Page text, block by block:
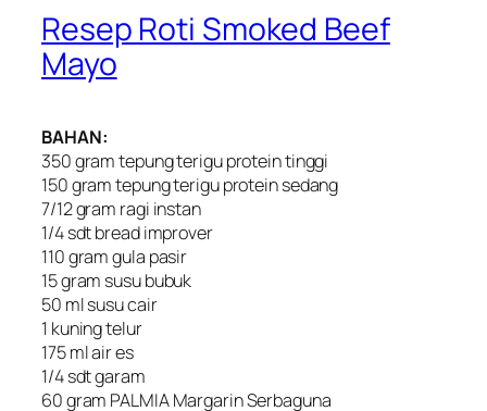
Resep Roti Smoked Beef
Mayo
BAHAN:
350 gram tepung terigu protein tinggi
150 gram tepung terigu protein sedang
7/12 gram ragi instan
1/4 sdt bread improver
110 gram gula pasir
15 gram susu bubuk
50 ml susu cair
1 kuning telur
175 ml air es
1/4 sdt garam
60 gram PALMIA Margarin Serbaguna